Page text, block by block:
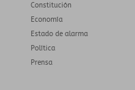
Constitución
Economía
Estado de alarma
Política
Prensa